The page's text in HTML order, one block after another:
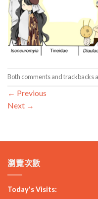
Both comments and trackbacks
← Previous
Next →
瀏覽次數
Today's Visits: